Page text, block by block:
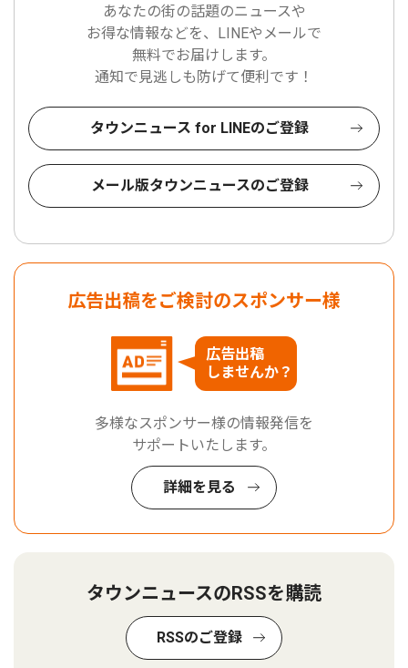
あなたの街の話題のニュースや
お得な情報などを、LINEやメールで
無料でお届けします。
通知で見逃しも防げて便利です！
タウンニュース for LINEのご登録
メール版タウンニュースのご登録
広告出稿をご検討のスポンサー様
広告出稿
しませんか？
多様なスポンサー様の情報発信を
サポートいたします。
詳細を見る
タウンニュースのRSSを購読
RSSのご登録